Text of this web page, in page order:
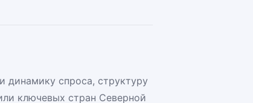
динамику спроса, структуру
ключевых стран Северной